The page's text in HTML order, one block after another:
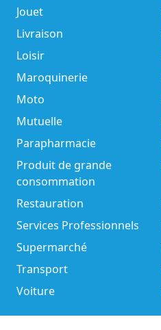
Jouet
Livraison
Loisir
Maroquinerie
Moto
Mutuelle
Parapharmacie
Produit de grande
consommation
Restauration
Services Professionnels
Supermarché
Transport
Voiture